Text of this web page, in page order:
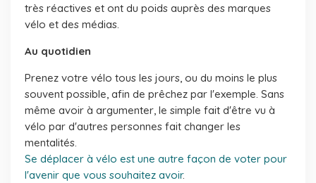
très réactives et ont du poids auprès des marques
vélo et des médias.
Au quotidien
Prenez votre vélo tous les jours, ou du moins le plus
souvent possible, afin de prêchez par l'exemple. Sans
même avoir à argumenter, le simple fait d'être vu à
vélo par d'autres personnes fait changer les
mentalités.
Se déplacer à vélo est une autre façon de voter pour
l'avenir que vous souhaitez avoir.